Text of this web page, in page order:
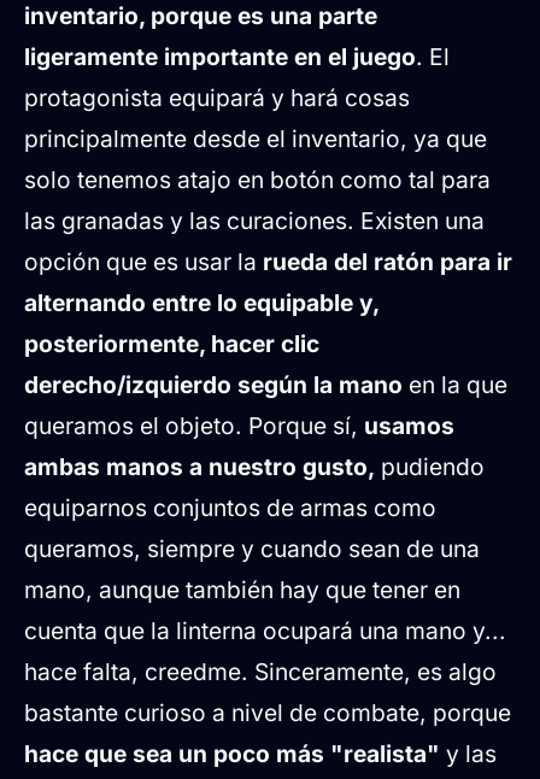
inventario, porque es una parte
ligeramente importante en el juego. El
protagonista equipará y hará cosas
principalmente desde el inventario, ya que
solo tenemos atajo en botón como tal para
las granadas y las curaciones. Existen una
opción que es usar la rueda del ratón para ir
alternando entre lo equipable y,
posteriormente, hacer clic
derecho/izquierdo según la mano en la que
queramos el objeto. Porque sí, usamos
ambas manos a nuestro gusto, pudiendo
equiparnos conjuntos de armas como
queramos, siempre y cuando sean de una
mano, aunque también hay que tener en
cuenta que la linterna ocupará una mano y...
hace falta, creedme. Sinceramente, es algo
bastante curioso a nivel de combate, porque
hace que sea un poco más "realista" y las